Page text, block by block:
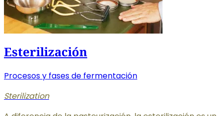
Esterilización
Procesos y fases de fermentación
Sterilization